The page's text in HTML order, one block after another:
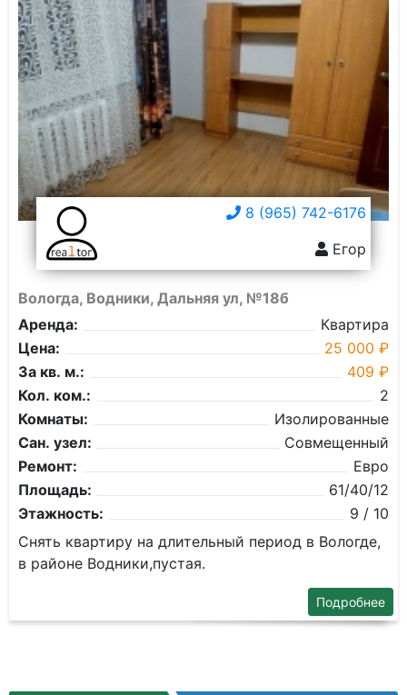
8 (965) 742-6176
Егор
Вологда, Водники, Дальняя ул, №18б
Аренда:
Квартира
Цена:
25 000 ₽
За кв. м.:
409 ₽
Кол. ком.:
2
Комнаты:
Изолированные
Сан. узел:
Совмещенный
Ремонт:
Евро
Площадь:
61/40/12
Этажность:
9 / 10
Снять квартиру на длительный период в Вологде,
в районе Водники,пустая.
Подробнее